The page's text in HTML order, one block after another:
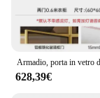
628,39€